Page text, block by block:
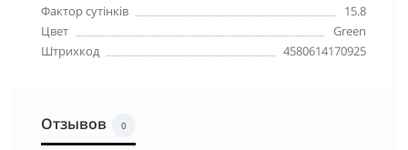
Фактор сутінків
15.8
Цвет
Green
Штрихкод
4580614170925
Отзывов 0